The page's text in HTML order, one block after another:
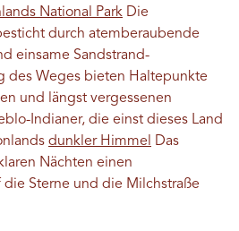
National Park Die
durch atemberaubende
einsame Sandstrand-
des Weges bieten Haltepunkte
und längst vergessenen
Indianer, die einst dieses Land
dunkler Himmel Das
Nächten einen
Sterne und die Milchstraße